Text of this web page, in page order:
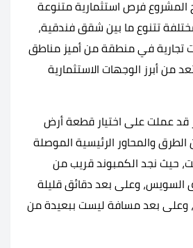
المشروع فرص استثمارية متنوعة
تتنوع ما بين شقق فندقية،
تجارية في منطقة من أميز مناطق
من أبرز الوجهات الاستثمارية
قد عملت على اختيار قطعة أرض
والمحاور الرئيسية الموصلة
حيث نجد الكمبوند قريب من
السويس، وعلى بعد دقائق قليلة
وعلى بعد مسافة ليست ببعيدة من